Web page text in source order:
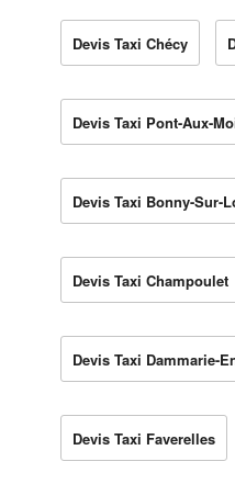
Devis Taxi Chécy
Devis Taxi Pont-Aux-
Devis Taxi Bonny-Sur-
Devis Taxi Champoulet
Devis Taxi Dammarie-
Devis Taxi Faverelles